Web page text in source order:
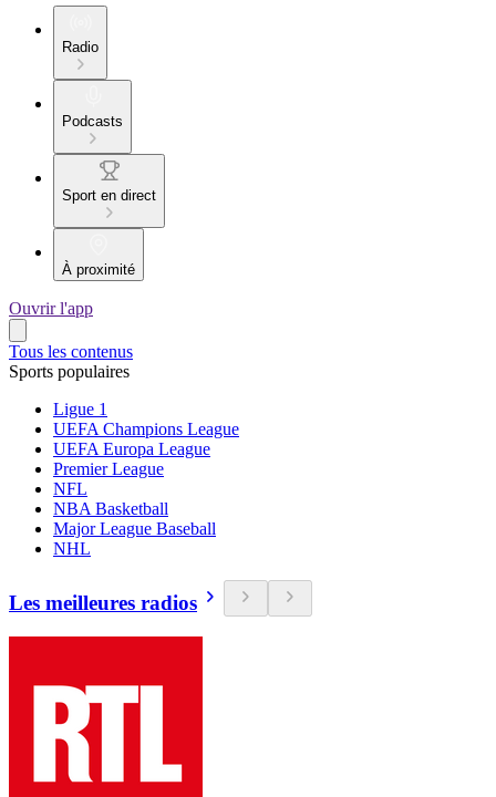
Radio
Podcasts
Sport en direct
À proximité
Ouvrir l'app
Tous les contenus
Sports populaires
Ligue 1
UEFA Champions League
UEFA Europa League
Premier League
NFL
NBA Basketball
Major League Baseball
NHL
Les meilleures radios